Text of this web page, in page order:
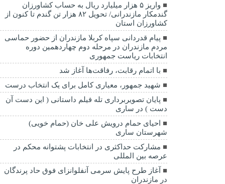
واریز ۵ هزار میلیارد ریال به حساب کشاورزان
گندمکار مازندرانی/ تحویل ۸۲ هزار تن گندم تا کنون از
کشاورزان استان
پیام قدردانی سپاه کربلا مازندران از حضور حماسی
مردم مازندران در مرحله دوم چهاردهمین دوره
انتخابات ریاست جمهوری
با اتمام رقابت، رفاقت‌ها آغاز شد
شهید جمهور، معیاری کامل برای یک انتخاب درست
پایان تصویربرداری تله فیلم داستانی ( این دست آن
دست ) در ساری
احیای حمام درویش علی خان (حمام خویی)
شهرستان ساری
مشارکت حداکثری در انتخابات پشتوانه محکم در
عرصه بین المللی
آغاز طرح پایش سرمی آنفلوانزای فوق حاد پرندگان
در مازندران